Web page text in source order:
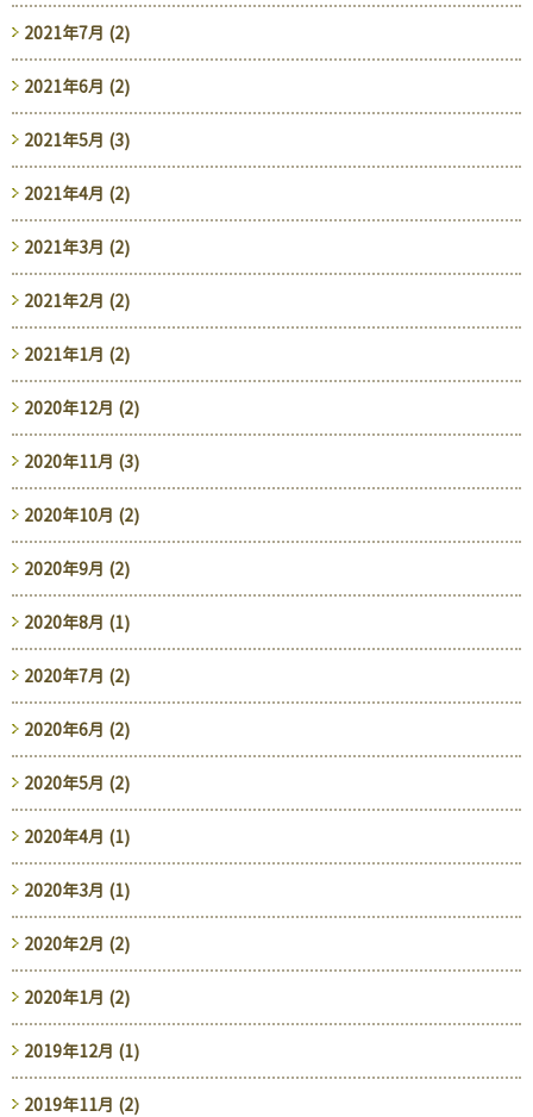
2021年7月 (2)
2021年6月 (2)
2021年5月 (3)
2021年4月 (2)
2021年3月 (2)
2021年2月 (2)
2021年1月 (2)
2020年12月 (2)
2020年11月 (3)
2020年10月 (2)
2020年9月 (2)
2020年8月 (1)
2020年7月 (2)
2020年6月 (2)
2020年5月 (2)
2020年4月 (1)
2020年3月 (1)
2020年2月 (2)
2020年1月 (2)
2019年12月 (1)
2019年11月 (2)